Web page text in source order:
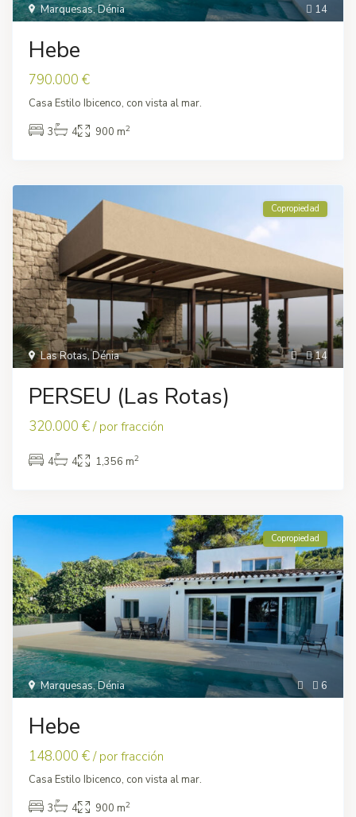
14
Marquesas,Dénia
Hebe
790.000 €
Casa Estilo Ibicenco, con vista al mar.
3
4 900 m2
14
Las Rotas,Dénia
Copropiedad
PERSEU (Las Rotas)
320.000 €/ por fracción
4 4 1,356 m2
6
Marquesas,Dénia
Copropiedad
Hebe
148.000 €/ por fracción
Casa Estilo Ibicenco, con vista al mar.
3
4 900 m2